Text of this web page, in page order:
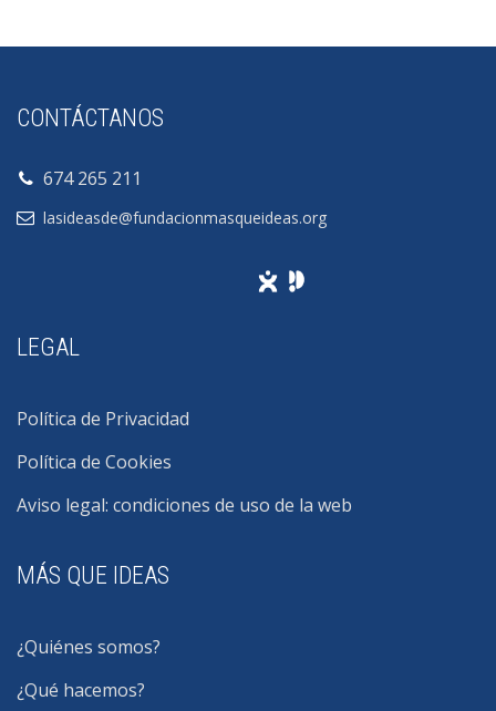
CONTÁCTANOS
674 265 211
lasideasde@fundacionmasqueideas.org
LEGAL
Política de Privacidad
Política de Cookies
Aviso legal: condiciones de uso de la web
MÁS QUE IDEAS
¿Quiénes somos?
¿Qué hacemos?